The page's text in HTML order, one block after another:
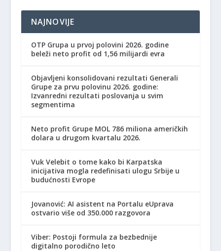
NAJNOVIJE
OTP Grupa u prvoj polovini 2026. godine
beleži neto profit od 1,56 milijardi evra
Objavljeni konsolidovani rezultati Generali
Grupe za prvu polovinu 2026. godine:
Izvanredni rezultati poslovanja u svim
segmentima
Neto profit Grupe MOL 786 miliona američkih
dolara u drugom kvartalu 2026.
Vuk Velebit o tome kako bi Karpatska
inicijativa mogla redefinisati ulogu Srbije u
budućnosti Evrope
Jovanović: AI asistent na Portalu eUprava
ostvario više od 350.000 razgovora
Viber: Postoji formula za bezbednije
digitalno porodično leto